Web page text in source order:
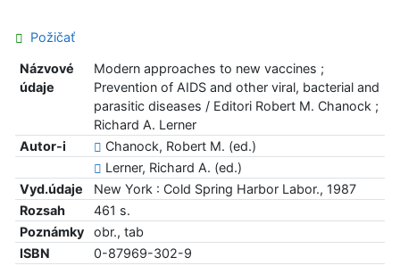
Požičať
Názvové
údaje
Modern approaches to new vaccines ;
Prevention of AIDS and other viral, bacterial and
parasitic diseases / Editori Robert M. Chanock ;
Richard A. Lerner
Autor-i
Chanock, Robert M. (ed.)
Lerner, Richard A. (ed.)
Vyd.údaje
New York : Cold Spring Harbor Labor., 1987
Rozsah
461 s.
Poznámky
obr., tab
ISBN
0-87969-302-9